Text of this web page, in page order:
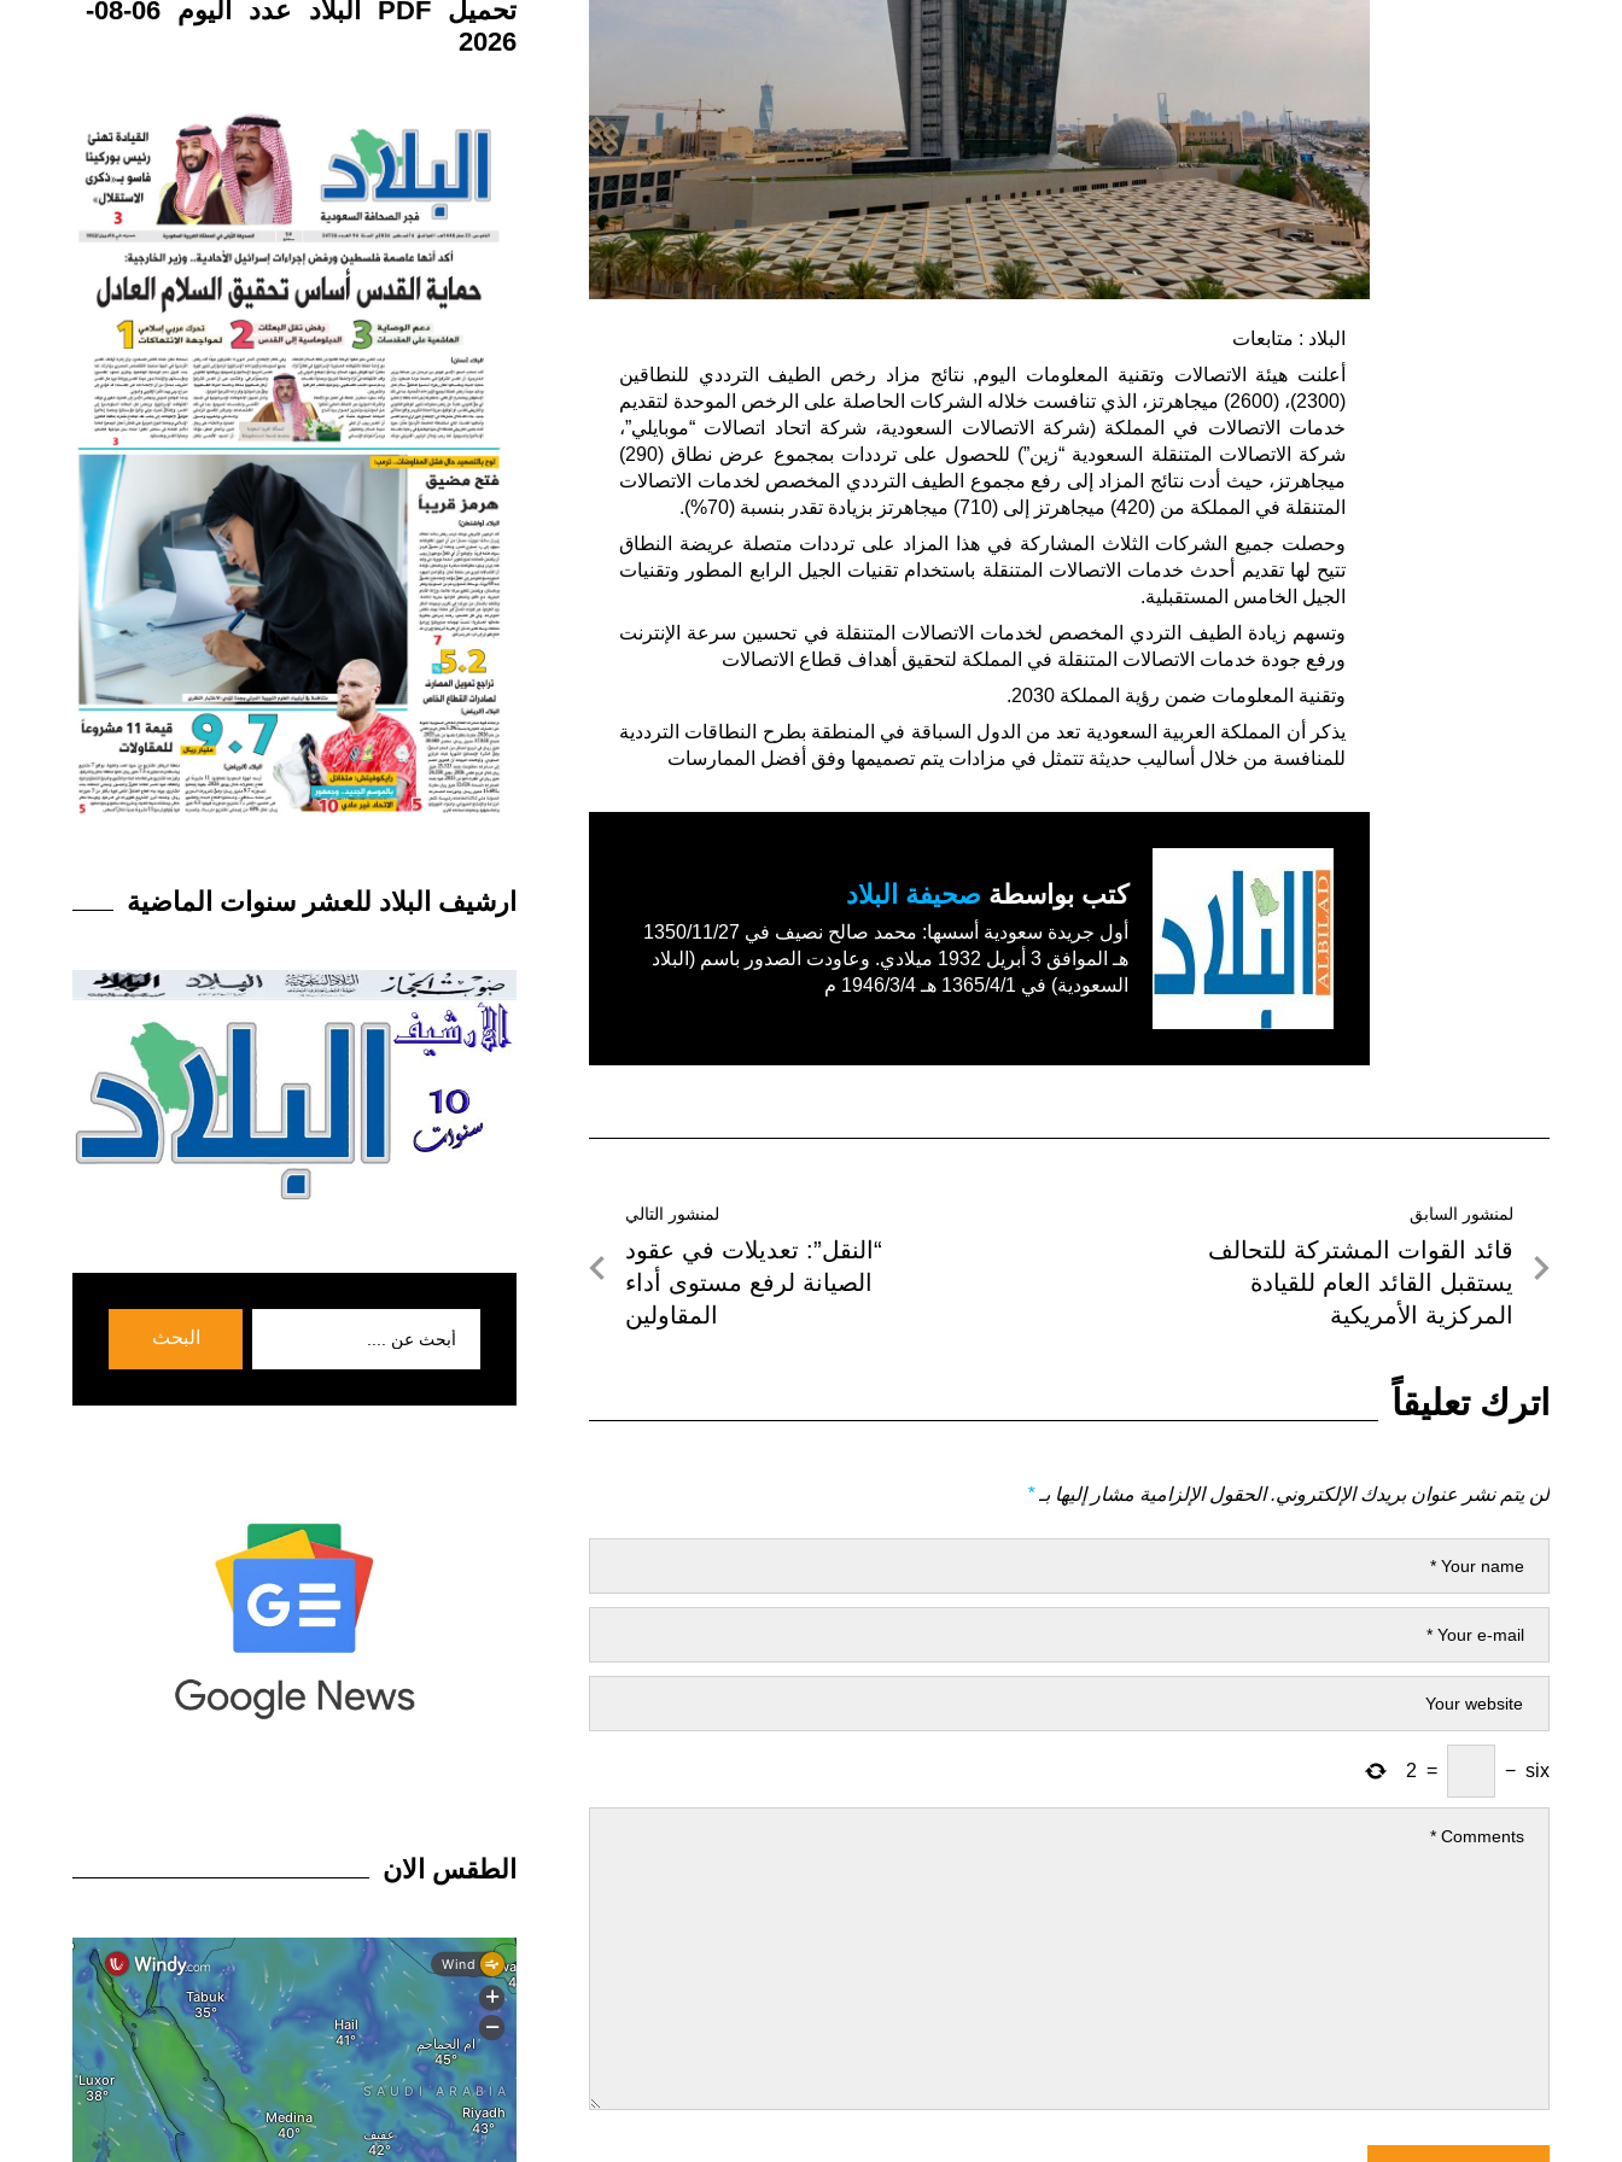
البلاد : متابعات
أعلنت هيئة الاتصالات وتقنية المعلومات اليوم, نتائج مزاد رخص الطيف الترددي للنطاقين
(2300)، (2600) ميجاهرتز، الذي تنافست خلاله الشركات الحاصلة على الرخص الموحدة لتقديم
خدمات الاتصالات في المملكة (شركة الاتصالات السعودية، شركة اتحاد اتصالات “موبايلي”،
شركة الاتصالات المتنقلة السعودية “زين”) للحصول على ترددات بمجموع عرض نطاق (290)
ميجاهرتز، حيث أدت نتائج المزاد إلى رفع مجموع الطيف الترددي المخصص لخدمات الاتصالات
المتنقلة في المملكة من (420) ميجاهرتز إلى (710) ميجاهرتز بزيادة تقدر بنسبة (70%).
وحصلت جميع الشركات الثلاث المشاركة في هذا المزاد على ترددات متصلة عريضة النطاق
تتيح لها تقديم أحدث خدمات الاتصالات المتنقلة باستخدام تقنيات الجيل الرابع المطور وتقنيات
الجيل الخامس المستقبلية.
وتسهم زيادة الطيف التردي المخصص لخدمات الاتصالات المتنقلة في تحسين سرعة الإنترنت
ورفع جودة خدمات الاتصالات المتنقلة في المملكة لتحقيق أهداف قطاع الاتصالات
وتقنية المعلومات ضمن رؤية المملكة 2030.
يذكر أن المملكة العربية السعودية تعد من الدول السباقة في المنطقة بطرح النطاقات الترددية
للمنافسة من خلال أساليب حديثة تتمثل في مزادات يتم تصميمها وفق أفضل الممارسات
كتب بواسطة صحيفة البلاد
أول جريدة سعودية أسسها: محمد صالح نصيف في 1350/11/27
هـ الموافق 3 أبريل 1932 ميلادي. وعاودت الصدور باسم (البلاد
السعودية) في 1365/4/1 هـ 1946/3/4 م
تصفّح
المقالات
لمنشور السابق
لمنشور
السابق
قائد القوات المشتركة للتحالف
يستقبل القائد العام للقيادة
المركزية الأمريكية
لمنشور التالي
لمنشور
التالي
“النقل”: تعديلات في عقود
الصيانة لرفع مستوى أداء
المقاولين
اترك تعليقاً
لن يتم نشر عنوان بريدك الإلكتروني. الحقول الإلزامية مشار إليها بـ*
six
−
=
2
تحميل PDF البلاد عدد اليوم 06-08-
2026
ارشيف البلاد للعشر سنوات الماضية
البحث
الطقس الان